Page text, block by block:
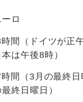
ロ
間（ドイツが正
本は午後8時）
間（3月の最終日
終日曜日）